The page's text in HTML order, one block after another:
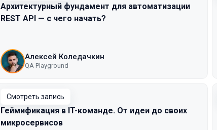
Архитектурный фундамент для автоматизации
REST API — с чего начать?
Алексей Коледачкин
QA Playground
Смотреть запись
Геймификация в IT-команде. От идеи до своих
микросервисов